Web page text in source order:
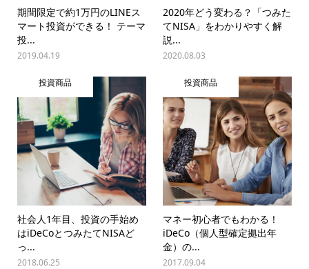
期間限定で約1万円のLINEス
マート投資ができる！ テーマ
投...
2019.04.19
2020年どう変わる？「つみた
てNISA」をわかりやすく解
説...
2020.08.03
投資商品
社会人1年目、投資の手始め
はiDeCoとつみたてNISAど
っ...
2018.06.25
投資商品
マネー初心者でもわかる！
iDeCo（個人型確定拠出年
金）の...
2017.09.04